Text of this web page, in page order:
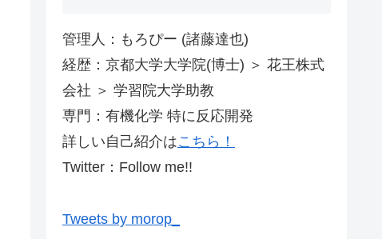
管理人：もろぴー (諸藤達也)
経歴：京都大学大学院(博士) ＞ 花王株式
会社 ＞ 学習院大学助教
専門：有機化学 特に反応開発
詳しい自己紹介はこちら！
Twitter：Follow me!!
Tweets by morop_